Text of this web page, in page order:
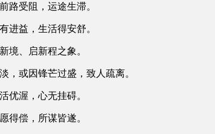
路受阻，运途生滞。
进益，生活得安舒。
境、启新程之象。
，或因锋芒过盛，致人疏离。
优渥，心无挂碍。
得偿，所谋皆遂。